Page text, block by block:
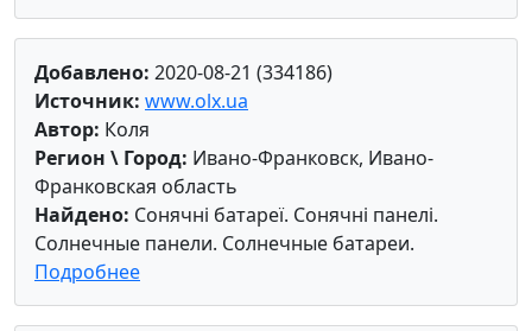
Добавлено: 2020-08-21 (334186)
Источник: www.olx.ua
Автор: Коля
Регион \ Город: Ивано-Франковск, Ивано-
Франковская область
Найдено: Сонячні батареї. Сонячні панелі.
Cолнечные панели. Солнечные батареи.
Подробнее